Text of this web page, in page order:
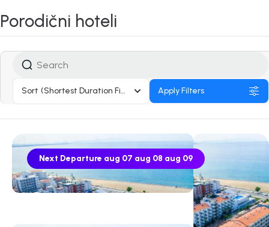
Porodični hoteli
Sort (Shortest Duration First) Apply Filters
Next Departure aug 07 aug 08 aug 09